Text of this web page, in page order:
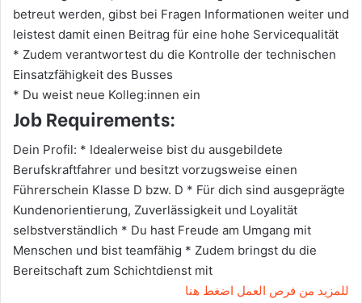
betreut werden, gibst bei Fragen Informationen weiter und
leistest damit einen Beitrag für eine hohe Servicequalität
* Zudem verantwortest du die Kontrolle der technischen
Einsatzfähigkeit des Busses
* Du weist neue Kolleg:innen ein
Job Requirements:
Dein Profil: * Idealerweise bist du ausgebildete
Berufskraftfahrer und besitzt vorzugsweise einen
Führerschein Klasse D bzw. D * Für dich sind ausgeprägte
Kundenorientierung, Zuverlässigkeit und Loyalität
selbstverständlich * Du hast Freude am Umgang mit
Menschen und bist teamfähig * Zudem bringst du die
Bereitschaft zum Schichtdienst mit
للمزيد من فرص العمل اضغط هنا